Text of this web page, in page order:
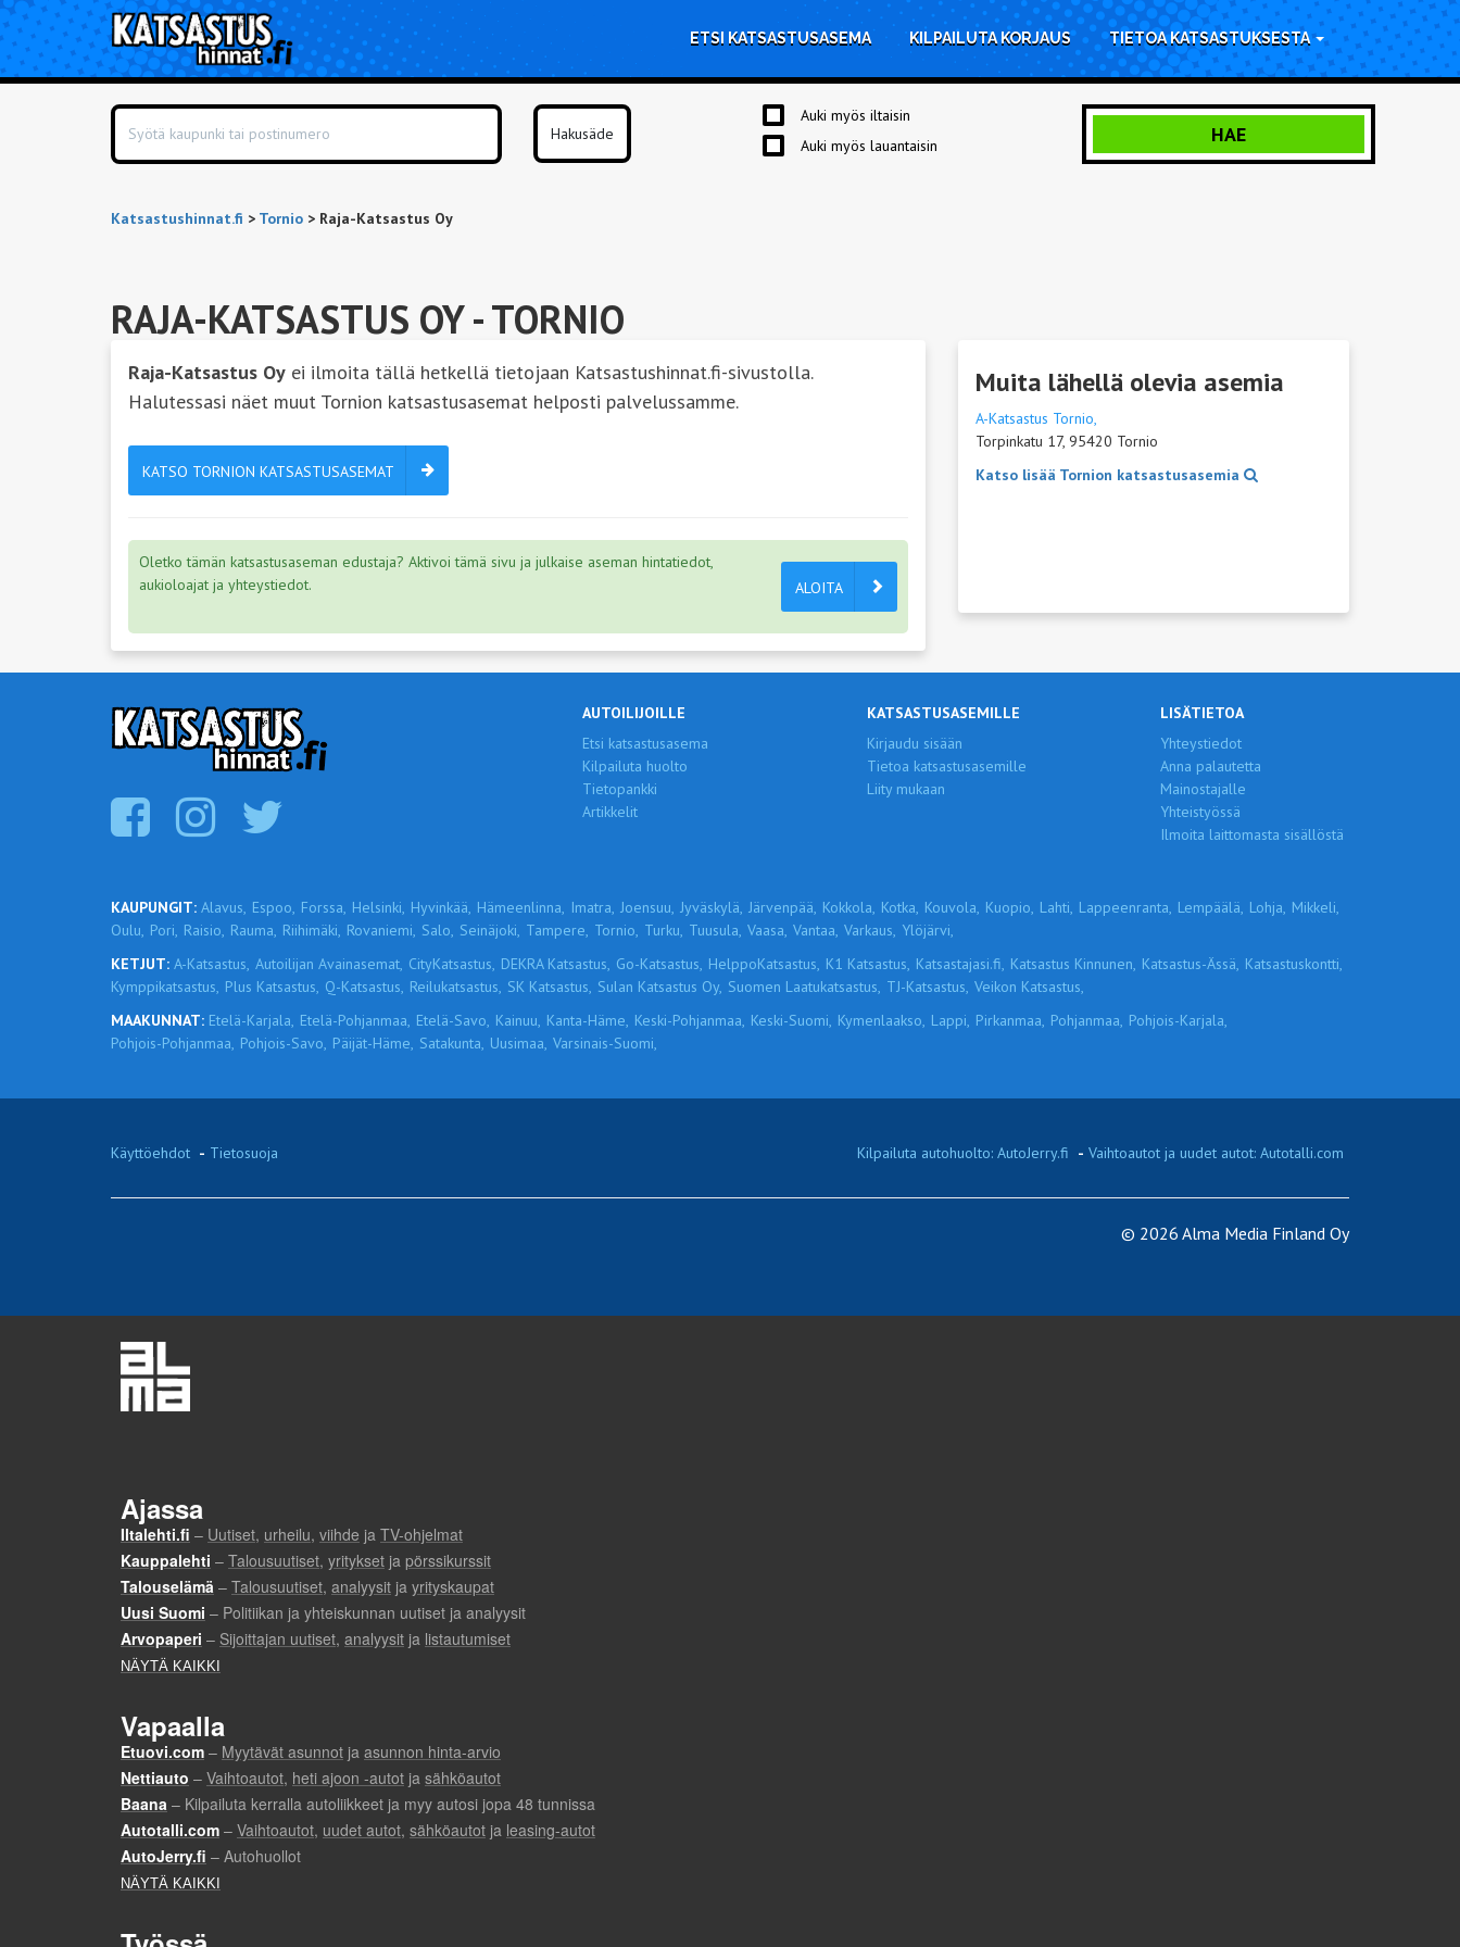
ETSI KATSASTUSASEMA KILPAILUTA KORJAUS TIETOA KATSASTUKSESTA
Auki myös iltaisin
Auki myös lauantaisin
HAE
Katsastushinnat.fi > Tornio > Raja-Katsastus Oy
RAJA-KATSASTUS OY- TORNIO
Raja-Katsastus Oy ei ilmoita tällä hetkellä tietojaan Katsastushinnat.fi-sivustolla.
Halutessasi näet muut Tornion katsastusasemat helposti palvelussamme.
KATSO TORNION KATSASTUSASEMAT
ALOITA
Oletko tämän katsastusaseman edustaja? Aktivoi tämä sivu ja julkaise aseman hintatiedot,
aukioloajat ja yhteystiedot.
Muita lähellä olevia asemia
A-Katsastus Tornio,
Torpinkatu 17, 95420 Tornio
Katso lisää Tornion katsastusasemia
AUTOILIJOILLE
Etsi katsastusasema
Kilpailuta huolto
Tietopankki
Artikkelit
KATSASTUSASEMILLE
Kirjaudu sisään
Tietoa katsastusasemille
Liity mukaan
LISÄTIETOA
Yhteystiedot
Anna palautetta
Mainostajalle
Yhteistyössä
Ilmoita laittomasta sisällöstä
KAUPUNGIT: Alavus, Espoo, Forssa, Helsinki, Hyvinkää, Hämeenlinna, Imatra, Joensuu, Jyväskylä, Järvenpää, Kokkola, Kotka, Kouvola, Kuopio, Lahti, Lappeenranta, Lempäälä, Lohja, Mikkeli,
Oulu, Pori, Raisio, Rauma, Riihimäki, Rovaniemi, Salo, Seinäjoki, Tampere, Tornio, Turku, Tuusula, Vaasa, Vantaa, Varkaus, Ylöjärvi,
KETJUT: A-Katsastus, Autoilijan Avainasemat, CityKatsastus, DEKRA Katsastus, Go-Katsastus, HelppoKatsastus, K1 Katsastus, Katsastajasi.fi, Katsastus Kinnunen, Katsastus-Ässä, Katsastuskontti,
Kymppikatsastus, Plus Katsastus, Q-Katsastus, Reilukatsastus, SK Katsastus, Sulan Katsastus Oy, Suomen Laatukatsastus, TJ-Katsastus, Veikon Katsastus,
MAAKUNNAT: Etelä-Karjala, Etelä-Pohjanmaa, Etelä-Savo, Kainuu, Kanta-Häme, Keski-Pohjanmaa, Keski-Suomi, Kymenlaakso, Lappi, Pirkanmaa, Pohjanmaa, Pohjois-Karjala,
Pohjois-Pohjanmaa, Pohjois-Savo, Päijät-Häme, Satakunta, Uusimaa, Varsinais-Suomi,
Käyttöehdot - Tietosuoja Kilpailuta autohuolto: AutoJerry.fi - Vaihtoautot ja uudet autot: Autotalli.com
© 2026 Alma Media Finland Oy